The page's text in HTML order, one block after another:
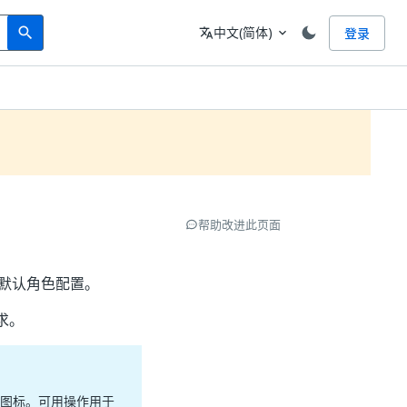
search
Search 语言
translate中文(简体) expand_more 登录
角色配置。
图标。可用操作用于
帮助改进此页面